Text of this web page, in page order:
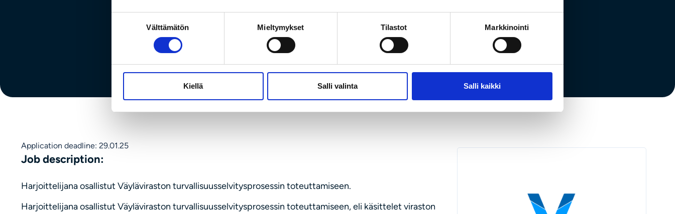
Välttämätön Mieltymykset Tilastot Markkinointi
Kiellä Salli valinta Salli kaikki
Application period ended: 29.01.25
Application deadline: 29.01.25
Job description:
Harjoittelijana osallistut Väyläviraston turvallisuusselvitysprosessin toteuttamiseen.
Harjoittelijana osallistut Väyläviraston turvallisuusselvitysprosessin toteuttamiseen, eli käsittelet viraston